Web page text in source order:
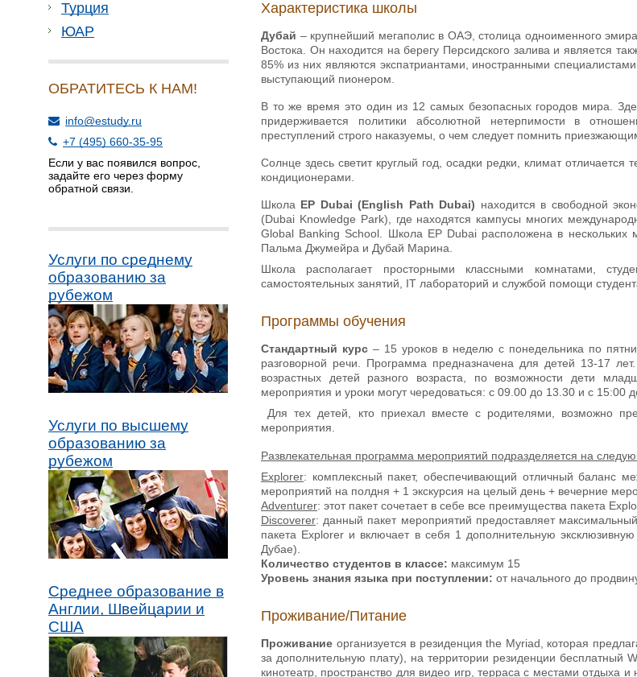
Турция
ЮАР
ОБРАТИТЕСЬ К НАМ!
info@estudy.ru
+7 (495) 660-35-95
Если у вас появился вопрос,
задайте его через форму
обратной связи.
Услуги по среднему
образованию за
рубежом
Услуги по высшему
образованию за
рубежом
Среднее образование в
Англии, Швейцарии и
США
Характеристика школы
Дубай – крупнейший мегаполис в ОАЭ, столица одноименного
Востока. Он находится на берегу Персидского залива и является
85% из них являются экспатриантами, иностранными
выступающий пионером.
В то же время это один из 12 самых безопасных городов мира.
придерживается политики абсолютной нетерпимости в
преступлений строго наказуемы, о чем следует помнить
Солнце здесь светит круглый год, осадки редки, климат
кондиционерами.
Школа EP Dubai (English Path Dubai) находится в свободной
(Dubai Knowledge Park), где находятся кампусы многих
Global Banking School. Школа EP Dubai расположена в
Пальма Джумейра и Дубай Марина.
Школа располагает просторными классными комнатами,
самостоятельных занятий, IT лабораторий и службой помощи
Программы обучения
Стандартный курс – 15 уроков в неделю с понедельника по
разговорной речи. Программа предназначена для детей 13-17
возрастных детей разного возраста, по возможности дети
мероприятия и уроки могут чередоваться: с 09.00 до 13.30 и с 15:00
Для тех детей, кто приехал вместе с родителями, возможно
мероприятия.
Развлекательная программа мероприятий подразделяется на
Explorer: комплексный пакет, обеспечивающий отличный баланс
мероприятий на полдня + 1 экскурсия на целый день + вечерние
Adventurer: этот пакет сочетает в себе все преимущества пакета
Discoverer: данный пакет мероприятий предоставляет
пакета Explorer и включает в себя 1 дополнительную
Дубае).
Количество студентов в классе: максимум 15
Уровень знания языка при поступлении: от начального до
Проживание/Питание
Проживание организуется в резиденция the Myriad, которая
за дополнительную плату), на территории резиденции бесплатный
кинотеатр, пространство для видео игр, терраса с местами отдыха